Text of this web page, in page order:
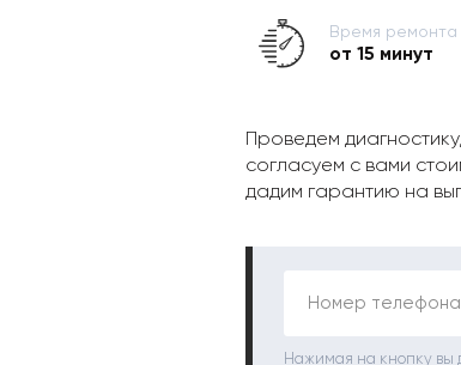
Время ремонта
от 15 минут
Проведем
согласуем с вами
дадим гарантию на
Номер
Нажимая на кнопку вы